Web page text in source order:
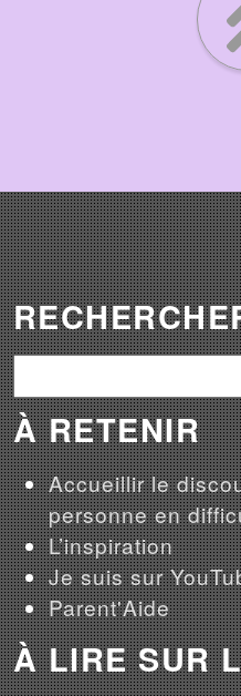
À RETENIR
Accueillir le
personne en
L’inspiration
Je suis sur
Parent'Aide
À LIRE SUR